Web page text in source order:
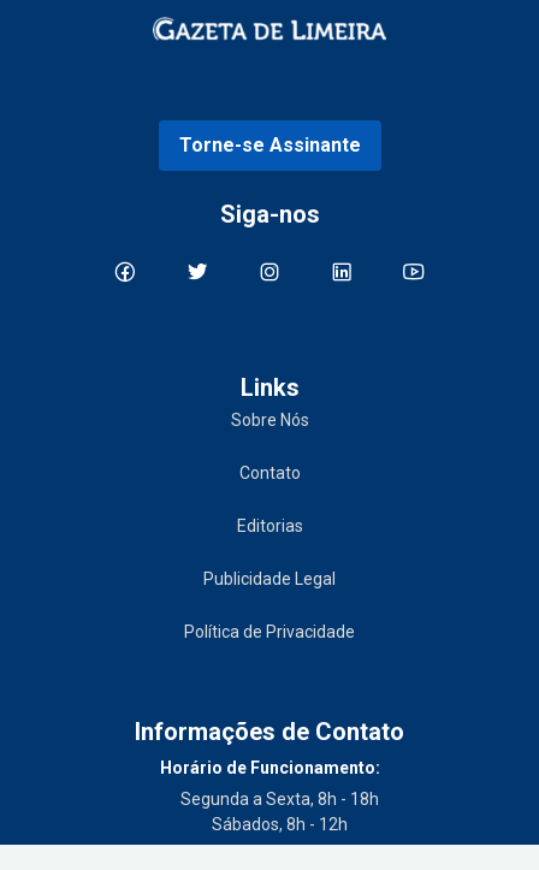
Torne-se Assinante
Siga-nos
Links
Sobre Nós
Contato
Editorias
Publicidade Legal
Política de Privacidade
Informações de Contato
Horário de Funcionamento:
Segunda a Sexta, 8h - 18h
Sábados, 8h - 12h